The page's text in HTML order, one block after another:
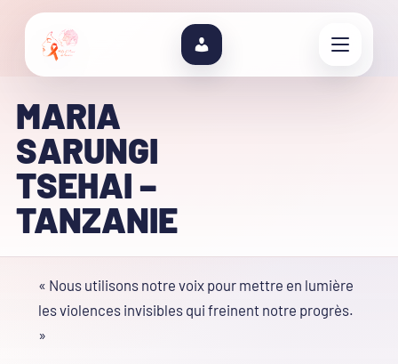
MARIA
SARUNGI
TSEHAI –
TANZANIE
« Nous utilisons notre voix pour mettre en lumière
les violences invisibles qui freinent notre progrès.
»